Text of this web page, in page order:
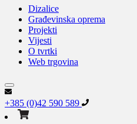
Dizalice
Građevinska oprema
Projekti
Vijesti
O tvrtki
Web trgovina
+385 (0)42 590 589